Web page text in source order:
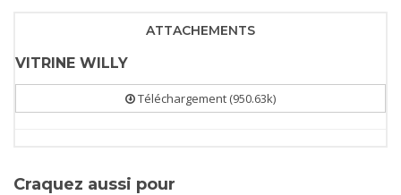
ATTACHEMENTS
VITRINE WILLY
Téléchargement (950.63k)
Craquez aussi pour